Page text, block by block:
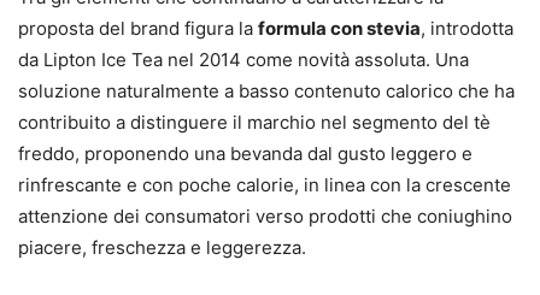
proposta del brand figura la formula con stevia, introdotta
da Lipton Ice Tea nel 2014 come novità assoluta. Una
soluzione naturalmente a basso contenuto calorico che ha
contribuito a distinguere il marchio nel segmento del tè
freddo, proponendo una bevanda dal gusto leggero e
rinfrescante e con poche calorie, in linea con la crescente
attenzione dei consumatori verso prodotti che coniughino
piacere, freschezza e leggerezza.